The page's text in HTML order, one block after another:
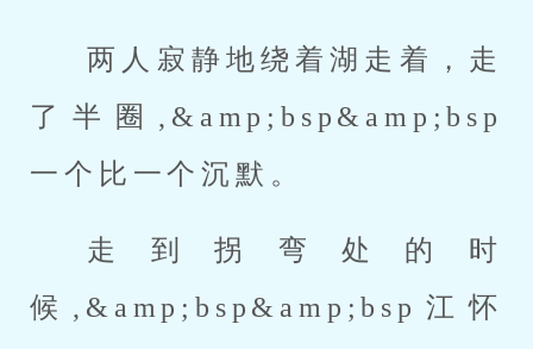
两人寂静地绕着湖走着，走
了半圈,&amp;bsp&amp;bsp
一个比一个沉默。
走到拐弯处的时
候,&amp;bsp&amp;bsp江怀